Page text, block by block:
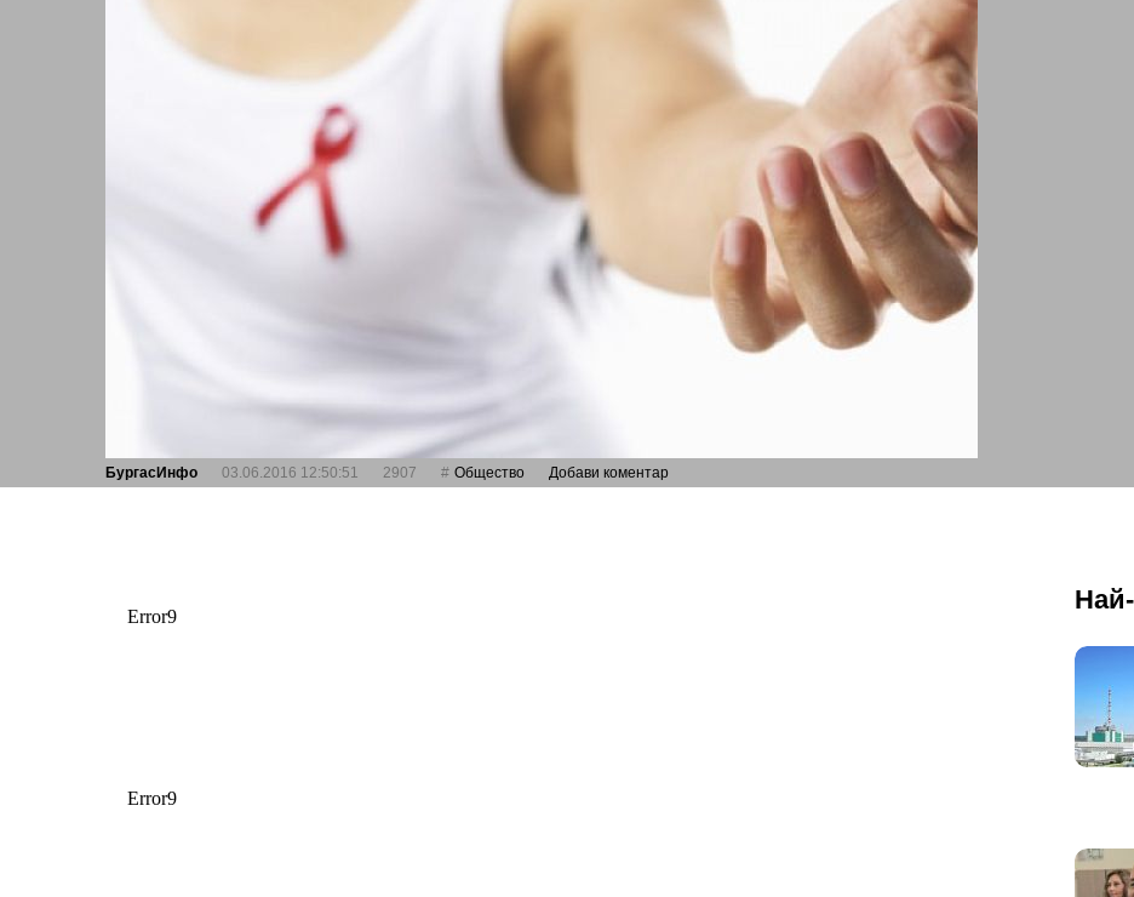
БургасИнфо 03.06.2016 12:50:51 2907 Общество Добави коментар